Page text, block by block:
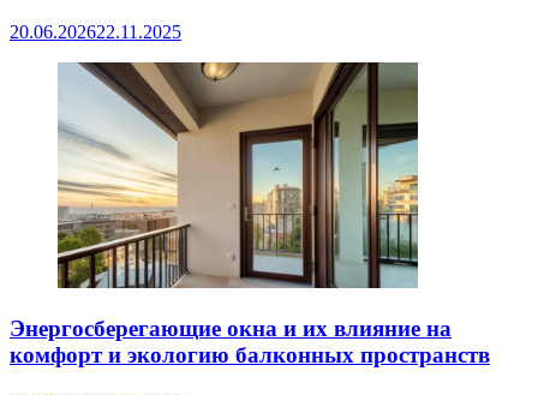
20.06.202622.11.2025
Энергосберегающие окна и их влияние на
комфорт и экологию балконных пространств